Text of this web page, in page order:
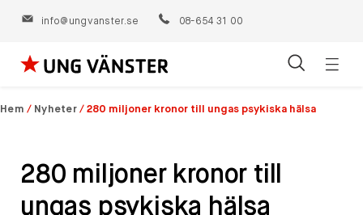
info@ungvanster.se 08-654 31 00
Hoppa
till
Hem / Nyheter /280 miljoner kronor till ungas psykiska hälsa
280 miljoner kronor till
ungas psykiska hälsa